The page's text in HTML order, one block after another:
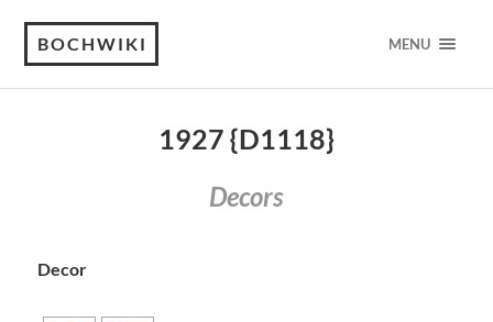
BOCHWIKI MENU
1927 {D1118}
Decors
Decor